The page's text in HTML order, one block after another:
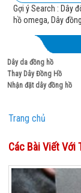
Gợi ý Search : Dây
hồ omega, Dây
Dây da đồng hồ
Thay Dây Đồng Hồ
Nhận đặt dây đồng hồ
Trang chủ
Các Bài Viết Với